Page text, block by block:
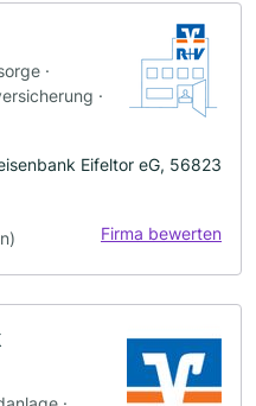
·
·
Eifeltor eG, 56823
Firma bewerten